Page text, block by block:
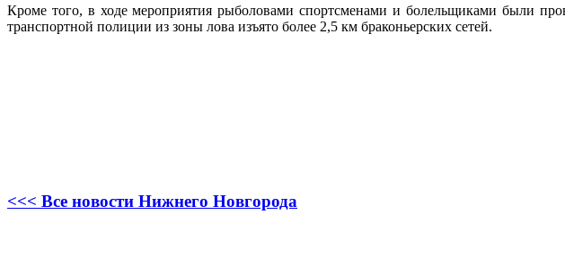
Кроме того, в ходе мероприятия рыболовами спортсменами и болельщиками были
транспортной полиции из зоны лова изъято более 2,5 км браконьерских сетей.
<<< Все новости Нижнего Новгорода